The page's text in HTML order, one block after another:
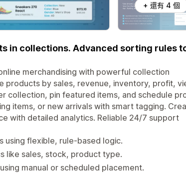
+ 還有 4 個
in collections. Advanced sorting rules
merchandising with powerful collection
products by sales, revenue, inventory, profit,
collection, pin featured items, and schedule
items, or new arrivals with smart tagging.
with detailed analytics. Reliable 24/7 support
using flexible, rule-based logic.
like sales, stock, product type.
manual or scheduled placement.